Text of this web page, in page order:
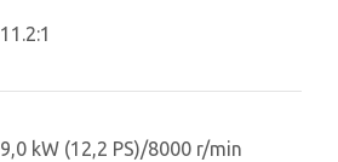
11.2:1
9,0 kW (12,2 PS)/8000 r/min